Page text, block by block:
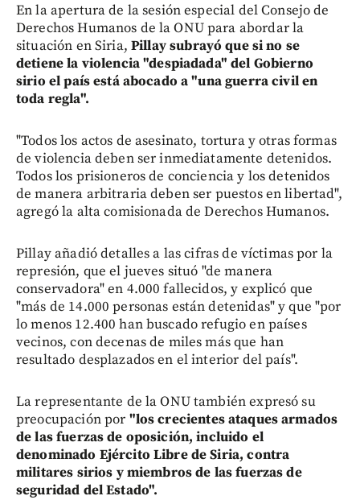
En la apertura de la sesión especial del Consejo de
Derechos Humanos de la ONU para abordar la
situación en Siria, Pillay subrayó que si no se
detiene la violencia "despiadada" del Gobierno
sirio el país está abocado a "una guerra civil en
toda regla".
"Todos los actos de asesinato, tortura y otras formas
de violencia deben ser inmediatamente detenidos.
Todos los prisioneros de conciencia y los detenidos
de manera arbitraria deben ser puestos en libertad",
agregó la alta comisionada de Derechos Humanos.
Pillay añadió detalles a las cifras de víctimas por la
represión, que el jueves situó "de manera
conservadora" en 4.000 fallecidos, y explicó que
"más de 14.000 personas están detenidas" y que "por
lo menos 12.400 han buscado refugio en países
vecinos, con decenas de miles más que han
resultado desplazados en el interior del país".
La representante de la ONU también expresó su
preocupación por "los crecientes ataques armados
de las fuerzas de oposición, incluido el
denominado Ejército Libre de Siria, contra
militares sirios y miembros de las fuerzas de
seguridad del Estado".